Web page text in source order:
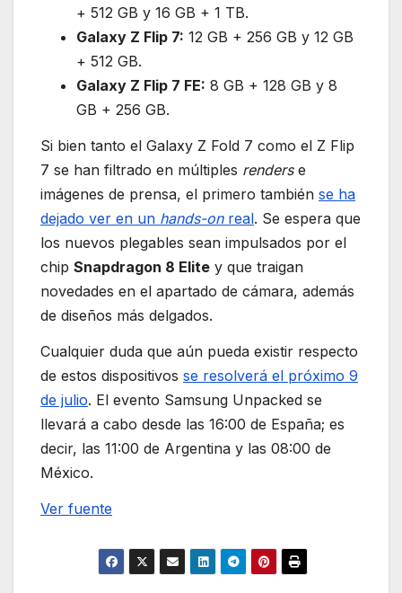
+ 512 GB y 16 GB + 1 TB.
Galaxy Z Flip 7: 12 GB + 256 GB y 12 GB
+ 512 GB.
Galaxy Z Flip 7 FE: 8 GB + 128 GB y 8
GB + 256 GB.
Si bien tanto el Galaxy Z Fold 7 como el Z Flip
7 se han filtrado en múltiples renderse
imágenes de prensa, el primero también se ha
dejado ver en un hands-onreal. Se espera que
los nuevos plegables sean impulsados por el
chip Snapdragon 8 Elite y que traigan
novedades en el apartado de cámara, además
de diseños más delgados.
Cualquier duda que aún pueda existir respecto
de estos dispositivos se resolverá el próximo 9
de julio. El evento Samsung Unpacked se
llevará a cabo desde las 16:00 de España; es
decir, las 11:00 de Argentina y las 08:00 de
México.
Ver fuente